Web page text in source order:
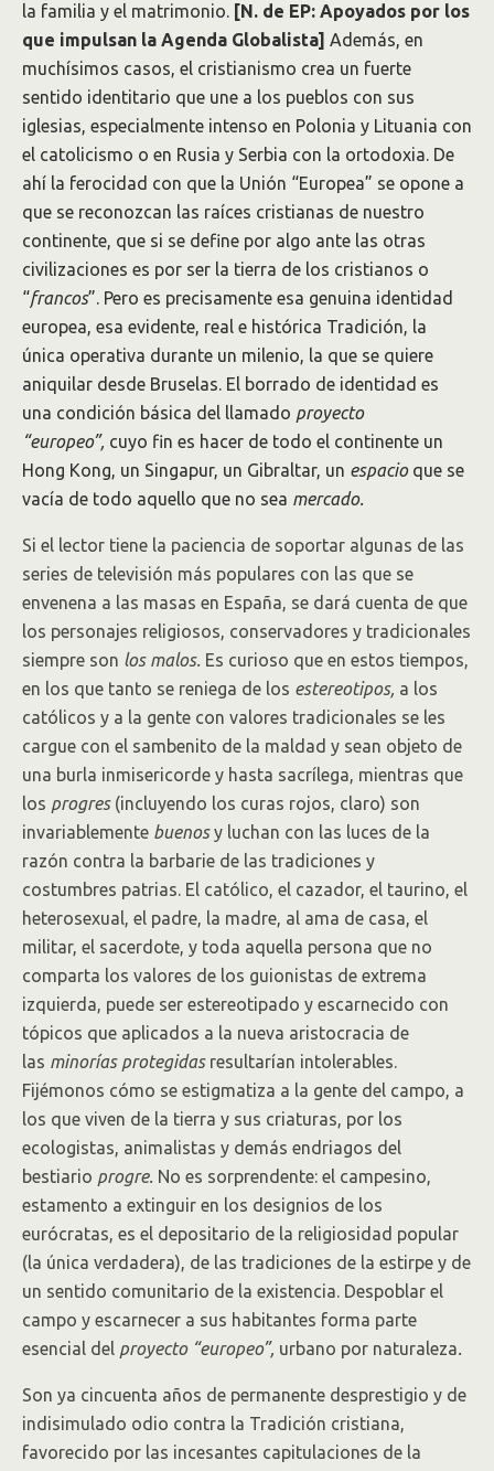
la familia y el matrimonio. [N. de EP: Apoyados por los
que impulsan la Agenda Globalista] Además, en
muchísimos casos, el cristianismo crea un fuerte
sentido identitario que une a los pueblos con sus
iglesias, especialmente intenso en Polonia y Lituania con
el catolicismo o en Rusia y Serbia con la ortodoxia. De
ahí la ferocidad con que la Unión “Europea” se opone a
que se reconozcan las raíces cristianas de nuestro
continente, que si se define por algo ante las otras
civilizaciones es por ser la tierra de los cristianos o
“francos”. Pero es precisamente esa genuina identidad
europea, esa evidente, real e histórica Tradición, la
única operativa durante un milenio, la que se quiere
aniquilar desde Bruselas. El borrado de identidad es
una condición básica del llamado proyecto
“europeo”, cuyo fin es hacer de todo el continente un
Hong Kong, un Singapur, un Gibraltar, un espacioque se
vacía de todo aquello que no sea mercado.
Si el lector tiene la paciencia de soportar algunas de las
series de televisión más populares con las que se
envenena a las masas en España, se dará cuenta de que
los personajes religiosos, conservadores y tradicionales
siempre son los malos. Es curioso que en estos tiempos,
en los que tanto se reniega de los estereotipos, a los
católicos y a la gente con valores tradicionales se les
cargue con el sambenito de la maldad y sean objeto de
una burla inmisericorde y hasta sacrílega, mientras que
los progres(incluyendo los curas rojos, claro) son
invariablemente buenosy luchan con las luces de la
razón contra la barbarie de las tradiciones y
costumbres patrias. El católico, el cazador, el taurino, el
heterosexual, el padre, la madre, al ama de casa, el
militar, el sacerdote, y toda aquella persona que no
comparta los valores de los guionistas de extrema
izquierda, puede ser estereotipado y escarnecido con
tópicos que aplicados a la nueva aristocracia de
las minorías protegidasresultarían intolerables.
Fijémonos cómo se estigmatiza a la gente del campo, a
los que viven de la tierra y sus criaturas, por los
ecologistas, animalistas y demás endriagos del
bestiario progre. No es sorprendente: el campesino,
estamento a extinguir en los designios de los
eurócratas, es el depositario de la religiosidad popular
(la única verdadera), de las tradiciones de la estirpe y de
un sentido comunitario de la existencia. Despoblar el
campo y escarnecer a sus habitantes forma parte
esencial del proyecto “europeo”, urbano por naturaleza.
Son ya cincuenta años de permanente desprestigio y de
indisimulado odio contra la Tradición cristiana,
favorecido por las incesantes capitulaciones de la